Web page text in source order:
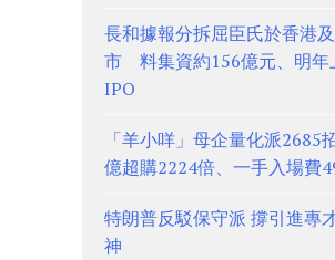
長和據報分拆屈臣氏於香港
市 料集資約156億元、明年
IPO
「羊小咩」母企量化派
億超購2224倍、一手入場費
特朗普反駁保守派 撐引進專
神